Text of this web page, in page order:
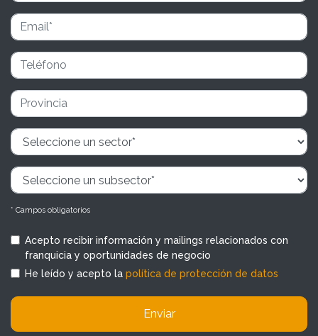
* Campos obligatorios
Acepto recibir información y mailings relacionados con
franquicia y oportunidades de negocio
He leído y acepto la política de protección de datos
Enviar